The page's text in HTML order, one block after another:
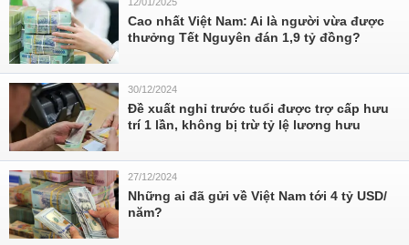
Cao nhất Việt Nam: Ai là người vừa được
thưởng Tết Nguyên đán 1,9 tỷ đồng?
30/12/2024
Đề xuất nghỉ trước tuổi được trợ cấp hưu
trí 1 lần, không bị trừ tỷ lệ lương hưu
27/12/2024
Những ai đã gửi về Việt Nam tới 4 tỷ USD/
năm?